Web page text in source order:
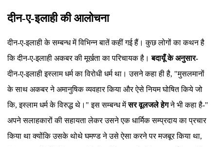
दीन-ए-इलाही की आलोचना
दीन-ए-इलाही के सम्बन्ध में विभिन्न बातें कहीं गई हैं। कुछ लोगों का कथन है
कि दीन-ए-इलाही अकबर की मूर्खता का परिचायक है।बदायूँ के अनुसार-
दीन-ए-इलाही इस्लाम धर्म का विरोधी धर्म था। उसने कहा ही है, "मुसलमानों
के साथ अकबर ने अमानुषिक व्यवहार किया और ऐसे नियम घोषित किये जो
कि, इस्लाम धर्म के विरुद्ध थे।" इस सम्बन्ध मेंसर वूलजले हेगने भी कहा है-"
अपने सलाहकारों की सहायता लेकर उसने एक धार्मिक सम्प्रदाय का प्रचार
किया था क्योंकि उसके थोथे घमण्ड ने उसे ऐसा करने पर मजबूर किया था,